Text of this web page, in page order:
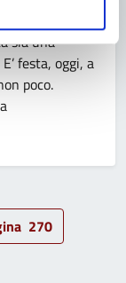
sia una
festa, oggi, a
poco.
270